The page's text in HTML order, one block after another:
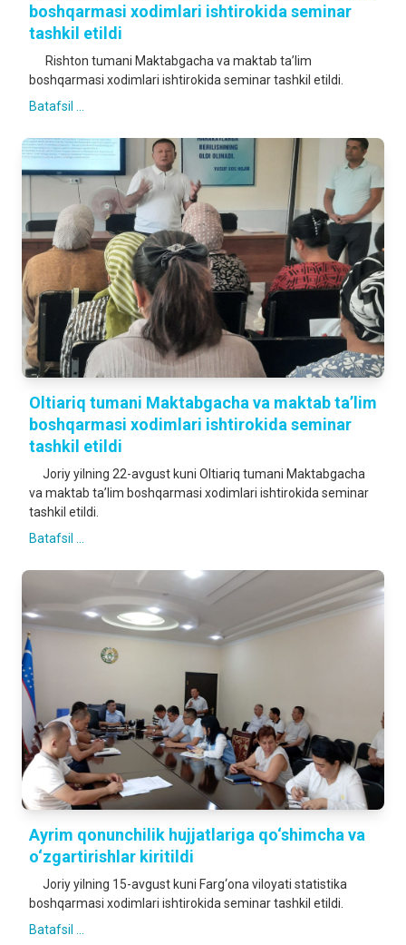
boshqarmasi xodimlari ishtirokida seminar
tashkil etildi
Rishton tumani Maktabgacha va maktab ta’lim
boshqarmasi xodimlari ishtirokida seminar tashkil etildi.
Batafsil ...
Oltiariq tumani Maktabgacha va maktab ta’lim
boshqarmasi xodimlari ishtirokida seminar
tashkil etildi
Joriy yilning 22-avgust kuni Oltiariq tumani Maktabgacha
va maktab ta’lim boshqarmasi xodimlari ishtirokida seminar
tashkil etildi.
Batafsil ...
Аyrim qonunchilik hujjatlariga qo‘shimcha va
o‘zgartirishlar kiritildi
Joriy yilning 15-avgust kuni Farg‘ona viloyati statistika
boshqarmasi xodimlari ishtirokida seminar tashkil etildi.
Batafsil ...